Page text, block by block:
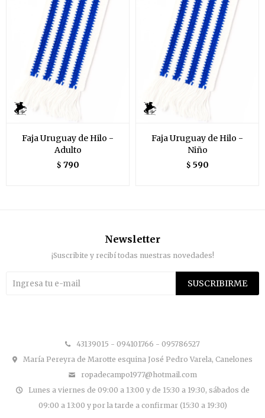
Faja Uruguay de Hilo -
Adulto
$ 790
Faja Uruguay de Hilo -
Niño
$ 590
43139015 - 094101766 - 095786527
María Pereyra de Marotte esquina José Pedro Varela, Canelones
ropadecampo1977@hotmail.com
Lunes a viernes de 09:00 a 13:00 y de 15:30 a 19:30, sábados de
09:00 a 13:00 y por la tarde a confirmar (15:30 a 19:30)
Newsletter
¡Suscribite y recibí todas nuestras novedades!
SUSCRIBIRME